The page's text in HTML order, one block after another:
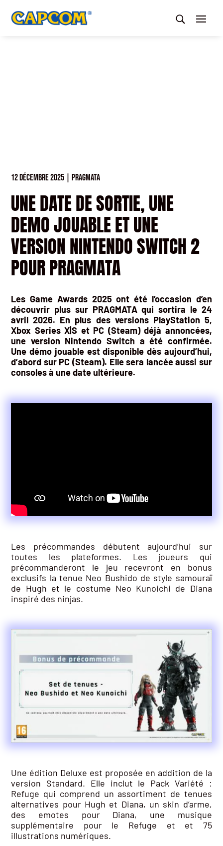
UNE DATE DE SORTIE, UNE
DEMO JOUABLE ET UNE
VERSION NINTENDO SWITCH 2
POUR PRAGMATA
12 DÉCEMBRE 2025 PRAGMATA
Les Game Awards 2025 ont été l’occasion d’en
découvrir plus sur PRAGMATA qui sortira le 24
avril 2026. En plus des versions PlayStation 5,
Xbox Series X|S et PC (Steam) déjà annoncées,
une version Nintendo Switch a été confirmée.
Une démo jouable est disponible dès aujourd’hui,
d’abord sur PC (Steam). Elle sera lancée aussi sur
consoles à une date ultérieure.
Les précommandes débutent aujourd’hui sur
toutes les plateformes. Les joueurs qui
précommanderont le jeu recevront en bonus
exclusifs la tenue Neo Bushido de style samouraï
de Hugh et le costume Neo Kunoichi de Diana
inspiré des ninjas.
Une édition Deluxe est proposée en addition de la
version Standard. Elle inclut le Pack Variété :
Refuge qui comprend un assortiment de tenues
alternatives pour Hugh et Diana, un skin d’arme,
des emotes pour Diana, une musique
supplémentaire pour le Refuge et et 75
illustrations numériques.